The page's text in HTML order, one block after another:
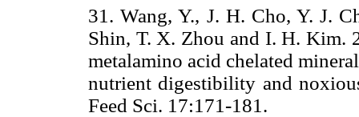
31. Wang, Y., J. H. Cho, Y. J.
Shin, T. X. Zhou and I. H. Kim.
metalamino acid chelated
nutrient digestibility and
Feed Sci. 17:171-181.